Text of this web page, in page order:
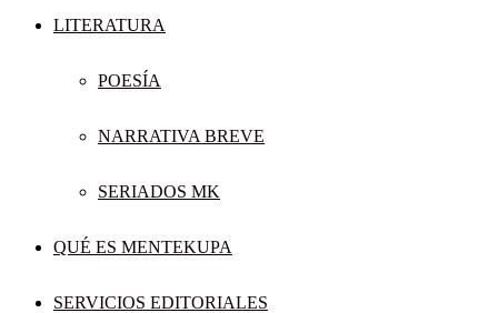
LITERATURA
POESÍA
NARRATIVA BREVE
SERIADOS MK
QUÉ ES MENTEKUPA
SERVICIOS EDITORIALES